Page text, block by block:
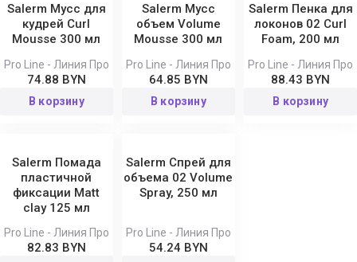
Salerm Мусс для
кудрей Curl
Мousse 300 мл
Pro Line - Линия Про
74.88 BYN
В корзину
Salerm Мусс
объем Volume
Mousse 300 мл
Pro Line - Линия Про
64.85 BYN
В корзину
Salerm Пенка для
локонов 02 Curl
Foam, 200 мл
Pro Line - Линия Про
88.43 BYN
В корзину
Salerm Помада
пластичной
фиксации Matt
clay 125 мл
Pro Line - Линия Про
82.83 BYN
Salerm Спрей для
объема 02 Volume
Spray, 250 мл
Pro Line - Линия Про
54.24 BYN